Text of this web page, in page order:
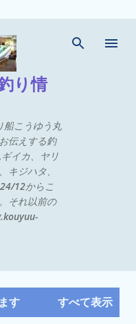
ンテンツに移動
り情
船こうゆう丸
伝えする釣
イカ、ヤリ
キジハタ、
12からこ
それ以前の
す すべて表示